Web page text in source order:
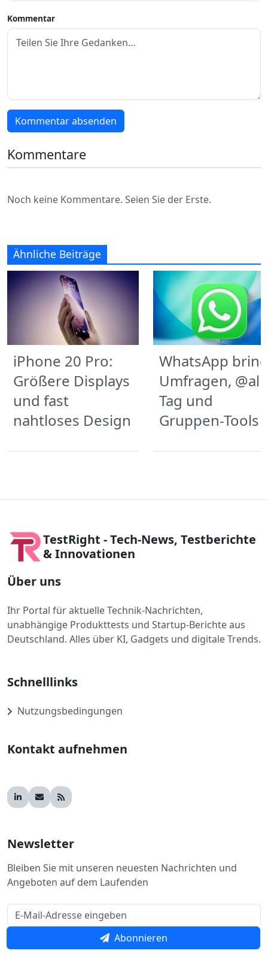
Kommentar
Kommentar absenden
Kommentare
Noch keine Kommentare. Seien Sie der Erste.
Ähnliche Beiträge
iPhone 20 Pro:
Größere Displays
und fast
nahtloses Design
WhatsApp
Umfragen, @all-
Tag und
Gruppen-Tools
TestRight - Tech-News, Testberichte
& Innovationen
Über uns
Ihr Portal für aktuelle Technik-Nachrichten,
unabhängige Produkttests und Startup-Berichte aus
Deutschland. Alles über KI, Gadgets und digitale Trends.
Schnelllinks
Nutzungsbedingungen
Kontakt aufnehmen
Newsletter
Bleiben Sie mit unseren neuesten Nachrichten und
Angeboten auf dem Laufenden
Abonnieren